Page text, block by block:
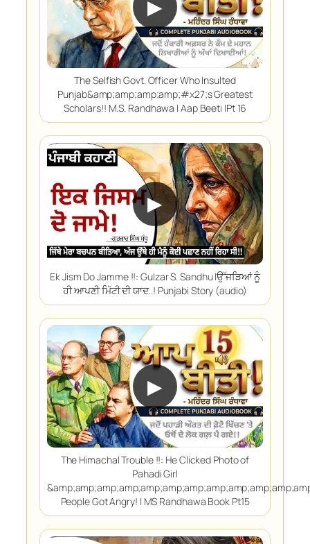
▶
The Selfish Govt. Officer Who Insulted
Punjab&amp;amp;amp;amp;#x27;s Greatest
Scholars!! M.S. Randhawa | Aap Beeti |Pt 16
▶
Ek Jism Do Jamme !!: Gulzar S. Sandhu |ਉੱਜੜਿਆਂ ਨੂੰ
ਹੀ ਆਪਣੀ ਮਿੱਟੀ ਦੀ ਯਾਦ..! Punjabi Story (audio)
▶
The Himachal Trouble !!: He Clicked Photo of
Pahadi Girl
People Got Angry! | MS Randhawa Book Pt15